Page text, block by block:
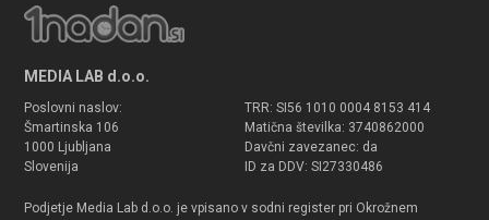
MEDIA LAB d.o.o.
Poslovni naslov:
Šmartinska 106
1000 Ljubljana
Slovenija
TRR: SI56 1010 0004 8153 414
Matična številka: 3740862000
Davčni zavezanec: da
ID za DDV: SI27330486
Podjetje Media Lab d.o.o. je vpisano v sodni register pri Okrožnem